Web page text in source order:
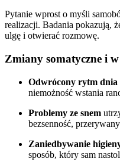
Pytanie wprost o myśli
realizacji. Badania pokazują,
ulgę i otwierać rozmowę.
Zmiany somatyczne i
Odwrócony rytm dnia
niemożność wstania
Problemy ze snem
bezsenność,
Zaniedbywanie
sposób, który sam